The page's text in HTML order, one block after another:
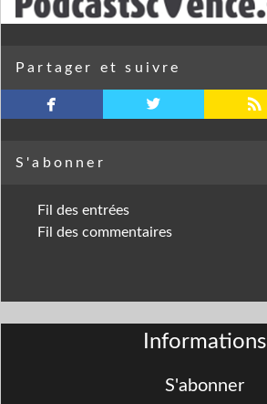
Partager et suivre
facebook twitterbird rss
S'abonner
Fil des entrées
Fil des commentaires
Informations
S'abonner